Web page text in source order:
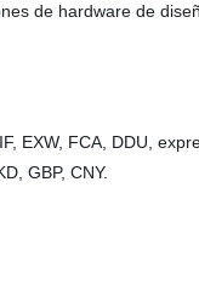
de hardware de
EXW, FCA, DDU,
GBP, CNY.